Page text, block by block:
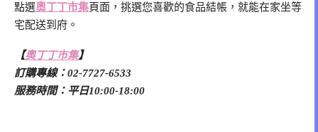
點選奧丁丁市集頁面，挑選您喜歡的食品結帳，就能在家坐等
宅配送到府。
【奧丁丁市集】
訂購專線：02-7727-6533
服務時間：平日10:00-18:00